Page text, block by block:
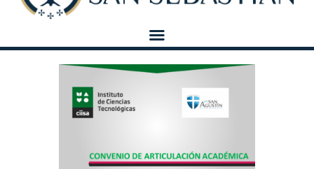
INSTITUCIÓN
VCM
EDUCACIÓN
CONTINUA